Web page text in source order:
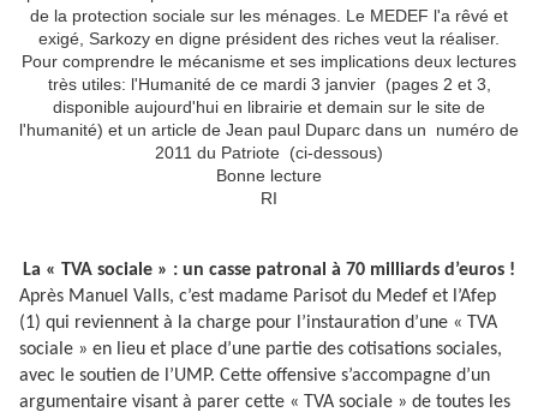
de la protection sociale sur les ménages. Le MEDEF l'a rêvé et
exigé, Sarkozy en digne président des riches veut la réaliser.
Pour comprendre le mécanisme et ses implications deux lectures
très utiles: l'Humanité de ce mardi 3 janvier (pages 2 et 3,
disponible aujourd'hui en librairie et demain sur le site de
l'humanité) et un article de Jean paul Duparc dans un numéro de
2011 du Patriote (ci-dessous)
Bonne lecture
RI
La « TVA sociale » : un casse patronal à 70 milliards d’euros !
Après Manuel Valls, c’est madame Parisot du Medef et l’Afep
(1) qui reviennent à la charge pour l’instauration d’une « TVA
sociale » en lieu et place d’une partie des cotisations sociales,
avec le soutien de l’UMP. Cette offensive s’accompagne d’un
argumentaire visant à parer cette « TVA sociale » de toutes les